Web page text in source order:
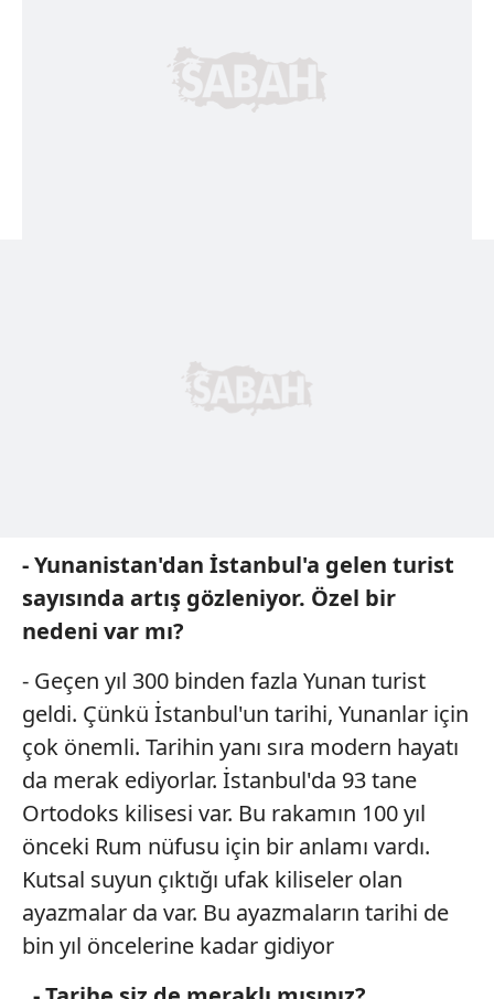
- Yunanistan'dan İstanbul'a gelen turist
sayısında artış gözleniyor. Özel bir
nedeni var mı?
- Geçen yıl 300 binden fazla Yunan turist
geldi. Çünkü İstanbul'un tarihi, Yunanlar için
çok önemli. Tarihin yanı sıra modern hayatı
da merak ediyorlar. İstanbul'da 93 tane
Ortodoks kilisesi var. Bu rakamın 100 yıl
önceki Rum nüfusu için bir anlamı vardı.
Kutsal suyun çıktığı ufak kiliseler olan
ayazmalar da var. Bu ayazmaların tarihi de
bin yıl öncelerine kadar gidiyor